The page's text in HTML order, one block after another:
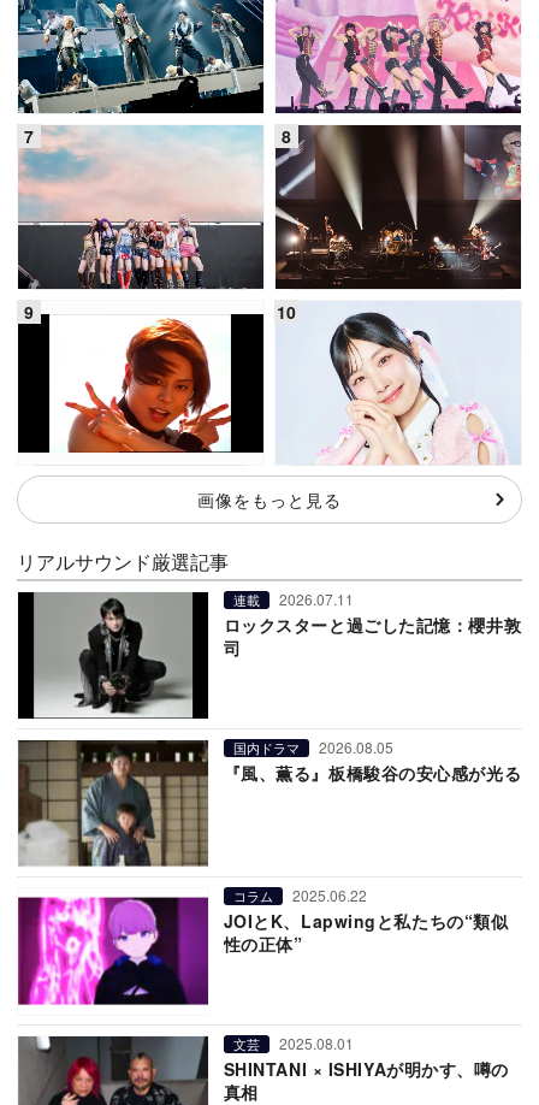
画像をもっと見る
リアルサウンド厳選記事
連載 2026.07.11
ロックスターと過ごした記憶：櫻井敦
司
国内ドラマ 2026.08.05
『風、薫る』板橋駿谷の安心感が光る
コラム 2025.06.22
JOIとK、Lapwingと私たちの“類似
性の正体”
文芸 2025.08.01
SHINTANI × ISHIYAが明かす、噂の
真相